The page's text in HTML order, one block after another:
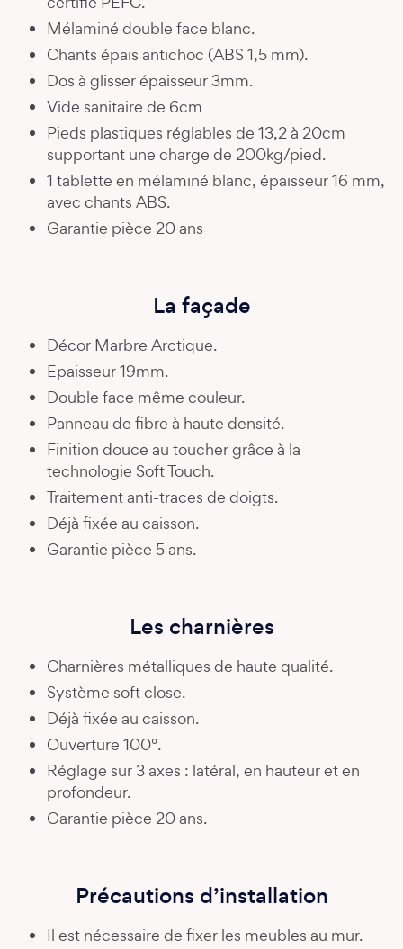
Mélaminé double face blanc.
Chants épais antichoc (ABS 1,5 mm).
Dos à glisser épaisseur 3mm.
Vide sanitaire de 6cm
Pieds plastiques réglables de 13,2 à 20cm
supportant une charge de 200kg/pied.
1 tablette en mélaminé blanc, épaisseur 16 mm,
avec chants ABS.
Garantie pièce 20 ans
La façade
Décor Marbre Arctique.
Epaisseur 19mm.
Double face même couleur.
Panneau de fibre à haute densité.
Finition douce au toucher grâce à la
technologie Soft Touch.
Traitement anti-traces de doigts.
Déjà fixée au caisson.
Garantie pièce 5 ans.
Les charnières
Charnières métalliques de haute qualité.
Système soft close.
Déjà fixée au caisson.
Ouverture 100°.
Réglage sur 3 axes : latéral, en hauteur et en
profondeur.
Garantie pièce 20 ans.
Précautions d’installation
Il est nécessaire de fixer les meubles au mur.